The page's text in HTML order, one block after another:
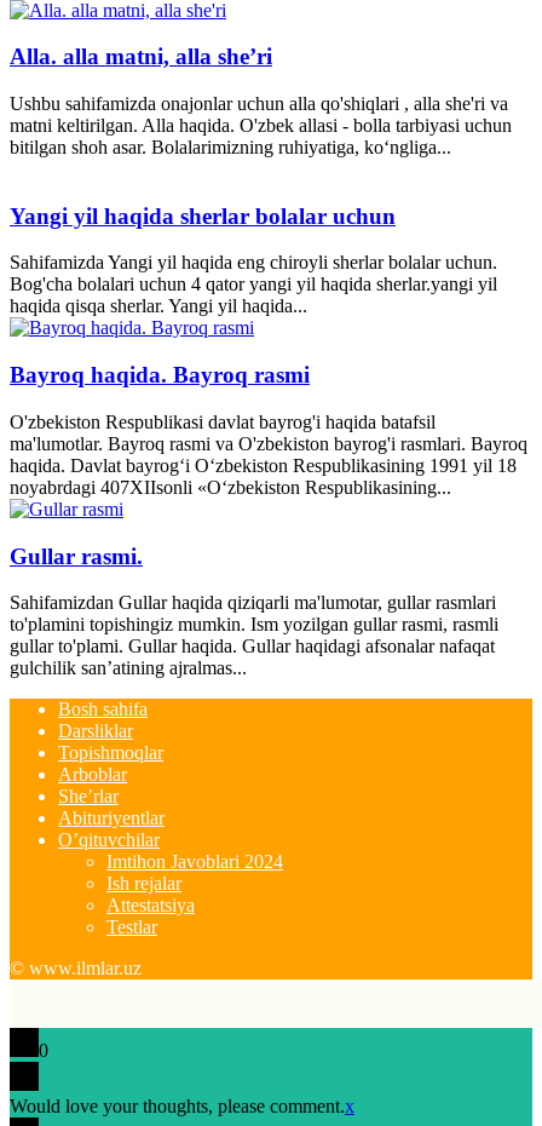
Alla. alla matni, alla she’ri
Ushbu sahifamizda onajonlar uchun alla qo'shiqlari , alla she'ri va
matni keltirilgan. Alla haqida. O'zbek allasi - bolla tarbiyasi uchun
bitilgan shoh asar. Bolalarimizning ruhiyatiga, ko‘ngliga...
Yangi yil haqida sherlar bolalar uchun
Sahifamizda Yangi yil haqida eng chiroyli sherlar bolalar uchun.
Bog'cha bolalari uchun 4 qator yangi yil haqida sherlar.yangi yil
haqida qisqa sherlar. Yangi yil haqida...
Bayroq haqida. Bayroq rasmi
O'zbekiston Respublikasi davlat bayrog'i haqida batafsil
ma'lumotlar. Bayroq rasmi va O'zbekiston bayrog'i rasmlari. Bayroq
haqida. Davlat bayrog‘i O‘zbekiston Respublikasining 1991 yil 18
noyabrdagi 407­XII­sonli «O‘zbekiston Respublikasining...
Gullar rasmi.
Sahifamizdan Gullar haqida qiziqarli ma'lumotar, gullar rasmlari
to'plamini topishingiz mumkin. Ism yozilgan gullar rasmi, rasmli
gullar to'plami. Gullar haqida. Gullar haqidagi afsonalar nafaqat
gulchilik san’atining ajralmas...
Bosh sahifa
Darsliklar
Topishmoqlar
Arboblar
She’rlar
Abituriyentlar
O’qituvchilar
Imtihon Javoblari 2024
Ish rejalar
Attestatsiya
Testlar
© www.ilmlar.uz
0
Would love your thoughts, please comment.x